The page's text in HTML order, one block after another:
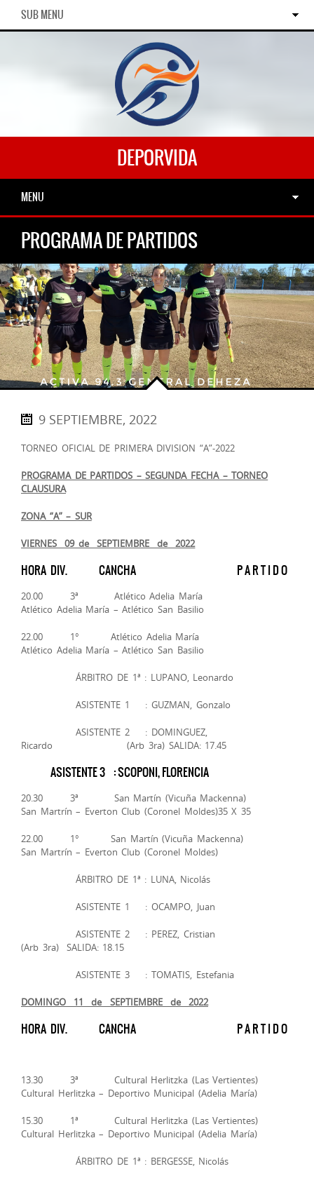
SUB MENU
DEPORVIDA
MENU
PROGRAMA DE PARTIDOS
9 SEPTIEMBRE, 2022
TORNEO OFICIAL DE PRIMERA DIVISION “A”-2022
PROGRAMA DE PARTIDOS – SEGUNDA FECHA – TORNEO
CLAUSURA
ZONA “A” – SUR
VIERNES 09 de SEPTIEMBRE de 2022
HORA DIV. CANCHA P A R T I D O
20.00 3ª Atlético Adelia María
Atlético Adelia María – Atlético San Basilio
22.00 1° Atlético Adelia María
Atlético Adelia María – Atlético San Basilio
ÁRBITRO DE 1ª : LUPANO, Leonardo
ASISTENTE 1 : GUZMAN, Gonzalo
ASISTENTE 2 : DOMINGUEZ,
Ricardo (Arb 3ra) SALIDA: 17.45
ASISTENTE 3 : SCOPONI, FLORENCIA
20.30 3ª San Martín (Vicuña Mackenna)
San Martrín – Everton Club (Coronel Moldes)35 X 35
22.00 1° San Martín (Vicuña Mackenna)
San Martrín – Everton Club (Coronel Moldes)
ÁRBITRO DE 1ª : LUNA, Nicolás
ASISTENTE 1 : OCAMPO, Juan
ASISTENTE 2 : PEREZ, Cristian
(Arb 3ra) SALIDA: 18.15
ASISTENTE 3 : TOMATIS, Estefania
DOMINGO 11 de SEPTIEMBRE de 2022
HORA DIV. CANCHA P A R T I D O
13.30 3ª Cultural Herlitzka (Las Vertientes)
Cultural Herlitzka – Deportivo Municipal (Adelia María)
15.30 1ª Cultural Herlitzka (Las Vertientes)
Cultural Herlitzka – Deportivo Municipal (Adelia María)
ÁRBITRO DE 1ª : BERGESSE, Nicolás